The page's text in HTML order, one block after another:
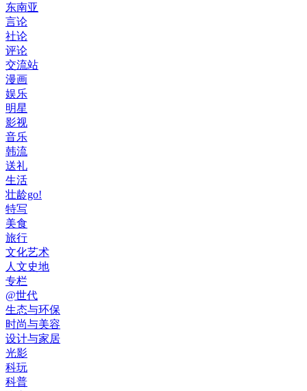
东南亚
言论
社论
评论
交流站
漫画
娱乐
明星
影视
音乐
韩流
送礼
生活
壮龄go!
特写
美食
旅行
文化艺术
人文史地
专栏
@世代
生态与环保
时尚与美容
设计与家居
光影
科玩
科普